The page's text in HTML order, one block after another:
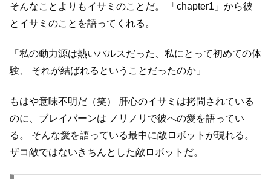
そんなことよりもイサミのことだ。
「chapter1」から彼
とイサミのことを語ってくれる。
「私の動力源は熱いパルスだった、私にとって初めての体
験、
それが結ばれるということだったのか」
もはや意味不明だ（笑）
肝心のイサミは拷問されている
のに、ブレイバーンは ノリノリで彼への愛を語ってい
る。
そんな愛を語っている最中に敵ロボットが現れる。
ザコ敵ではないきちんとした敵ロボットだ。